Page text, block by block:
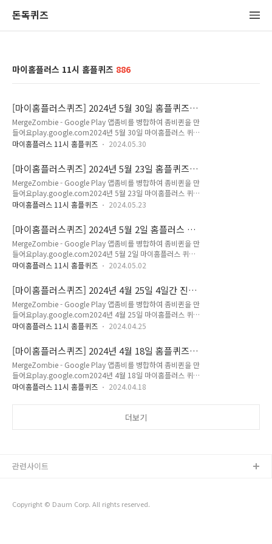
돈독퀴즈
마이홈플러스 11시 홈플퀴즈 886
[마이홈플러스퀴즈] 2024년 5월 30일 홈플퀴즈타
임정답
MergeZombie - Google Play 앱좀비를 병합하여 좀비퀸을 만
들어요play.google.com2024년 5월 30일 마이홈플러스 퀴즈
9시 정답 Q. 홈플퀴즈타임아래 보기 중 홈플러스가"외식 가격
행사는 몇 번일까요?1. 외식 가격 폭등 비상! 사이다 특가2. 외식
가격 폭등 비상! 콜라 특가3.외식 가격 폭등 비상! 환타 특가정답
은 [ 1 ] 저는 홈플러스 퀴즈의 정답을최대한 빠르고 정확하게 포
스팅해볼까 합니다.앞으로 다양하고 많은 퀴즈 정답을 보다 손쉽
게 알고 싶으시다면,구독 또는 즐겨찾기 추가를 권장합니다.네이
대해 더 자세히 알고싶으시다면, ↓↓↓↓↓↓↓돈독퀴즈의..
마이홈플러스 11시 홈플퀴즈 2024.05.30
[마이홈플러스퀴즈] 2024년 5월 23일 홈플퀴즈타
임정답
MergeZombie - Google Play 앱좀비를 병합하여 좀비퀸을 만
들어요play.google.com2024년 5월 23일 마이홈플러스 퀴
즈 9시 정답 Q. 홈플퀴즈타임정답은 [ 4 ] 저는 홈플러스 퀴즈
다양하고 많은 퀴즈 정답을 보다 손쉽게 알고 싶으시다면,구독
또는 즐겨찾기 추가를 권장합니다.네이버나 다음에 돈독퀴즈
를 검색해주세요!! 마이홈플러스 포인트에 대해 더 자세히 알고
싶으시다면, ↓↓↓↓↓↓↓돈독퀴즈의 더 다양하고 많은 퀴
즈 및 할인정보가 궁금하시다면, 돈독퀴즈 블로그 카테고리를 확
러스는 홈플러스 멤버십 어플로홈플러스에서 물건 구입 후 포인
트 적립뿐만이 아니라매주 목요..
마이홈플러스 11시 홈플퀴즈 2024.05.23
[마이홈플러스퀴즈] 2024년 5월 2일 홈플러스 고
기유니버스 행사상품을 8대카드로 5만원 이상 결
제하면 OOOO원 상품권 증정! 홈플퀴즈타임정답
MergeZombie - Google Play 앱좀비를 병합하여 좀비퀸을 만
들어요play.google.com2024년 5월 2일 마이홈플러스 퀴즈
9시 정답 Q. 홈플퀴즈타임홈플러스 고기유니버스 행사상품을 8
] 저는 홈플러스 퀴즈의 정답을최대한 빠르고 정확하게 포스팅
해볼까 합니다.앞으로 다양하고 많은 퀴즈 정답을 보다 손쉽게
알고 싶으시다면,구독 또는 즐겨찾기 추가를 권장합니다.네이버
나 다음에 돈독퀴즈를 검색해주세요!! 마이홈플러스 포인트에
대해 더 자세히 알고싶으시다면, ↓↓↓↓↓↓↓돈독퀴즈
즈 블로그 카테고리를 확인해주세요! 돈독퀴즈 블로그 바로가
기 마이홈플러스마이홈플러스는..
마이홈플러스 11시 홈플퀴즈 2024.05.02
[마이홈플러스퀴즈] 2024년 4월 25일 4일간 진행
하는 초저가 한정수량 행사 홈플퀴즈타임정답
MergeZombie - Google Play 앱좀비를 병합하여 좀비퀸을 만
들어요play.google.com2024년 4월 25일 마이홈플러스 퀴
즈 9시 정답 Q. 홈플퀴즈타임아래 보기 중 홈플러스가 물가안정
요?1. 초저가 한정수량 장바구니 특가2. 초저가 한정수량 무한
정특가3. 초저가 한정수량 리미티드 특가 정답은 [ 3 ] 저는 홈플
러스 퀴즈의 정답을최대한 빠르고 정확하게 포스팅해볼까 합니
다.앞으로 다양하고 많은 퀴즈 정답을 보다 손쉽게 알고 싶으시
다면,구독 또는 즐겨찾기 추가를 권장합니다.네이버나 다음에 돈
마이홈플러스 11시 홈플퀴즈 2024.04.25
[마이홈플러스퀴즈] 2024년 4월 18일 홈플퀴즈타
임 홈플러스 포도 유니버스 대표 상품 1~4 중 1+1
행사 상품 정답
MergeZombie - Google Play 앱좀비를 병합하여 좀비퀸을 만
들어요play.google.com2024년 4월 18일 마이홈플러스 퀴즈
9시 정답 Q. 홈플퀴즈타임 아래 홈플러스 포도 유니버스 대표 상
니다. 앞으로 다양하고 많은 퀴즈 정답을 보다 손쉽게 알고 싶으
카테고리를 확인해주세요! 돈독퀴즈 블로그 바로가기 마이홈플
마이홈플러스 11시 홈플퀴즈 2024.04.18
더보기
Copyright © Daum Corp. All rights reserved.
관련사이트